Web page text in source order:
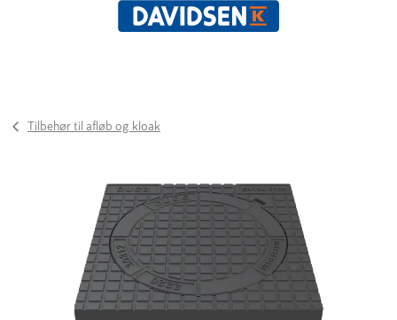
Tilbehør til afløb og kloak